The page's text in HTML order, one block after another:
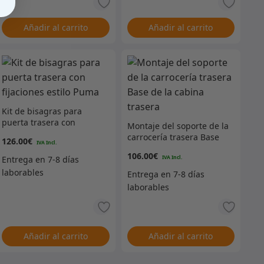
Añadir al carrito Añadir al carrito
Kit de bisagras para
puerta trasera con
126.00€
Añadir al carrito
Montaje del soporte de la
carrocería trasera Base
106.00€
Añadir al carrito